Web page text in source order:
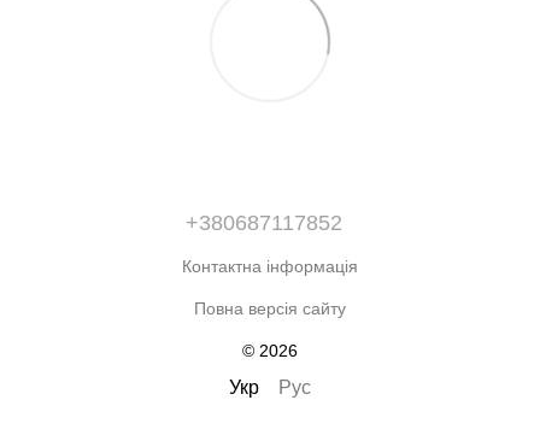
+380687117852
Контактна інформація
Повна версія сайту
© 2026
Укр Рус